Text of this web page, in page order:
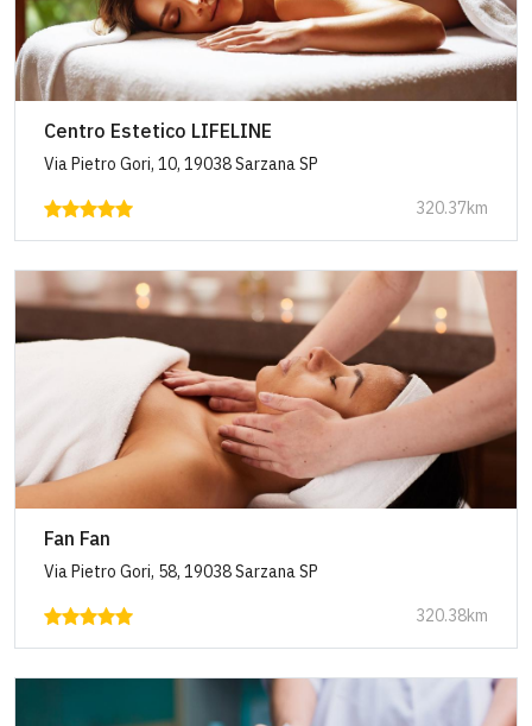
Centro Estetico LIFELINE
Via Pietro Gori, 10, 19038 Sarzana SP
320.37km
Fan Fan
Via Pietro Gori, 58, 19038 Sarzana SP
320.38km